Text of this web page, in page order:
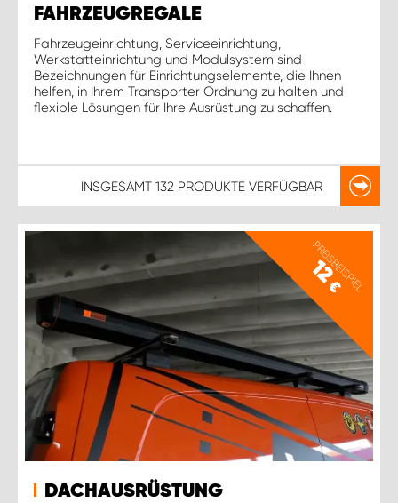
FAHRZEUGREGALE
Fahrzeugeinrichtung, Serviceeinrichtung,
Werkstatteinrichtung und Modulsystem sind
Bezeichnungen für Einrichtungselemente, die Ihnen
helfen, in Ihrem Transporter Ordnung zu halten und
flexible Lösungen für Ihre Ausrüstung zu schaffen.
INSGESAMT 132 PRODUKTE VERFÜGBAR
PREISBEISPIEL
12
€
DACHAUSRÜSTUNG